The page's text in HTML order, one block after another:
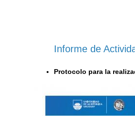
Informe de
Protocolo para la